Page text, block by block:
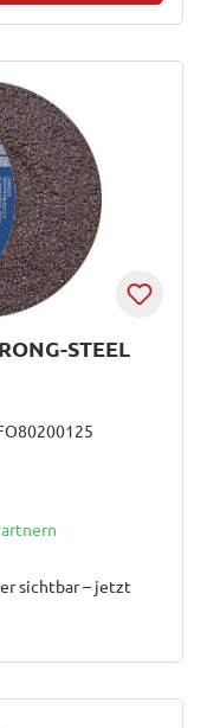
STEEL
sichtbar – jetzt